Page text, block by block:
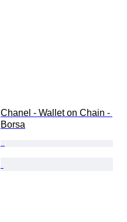
Chanel - Wallet on Chain -
Borsa